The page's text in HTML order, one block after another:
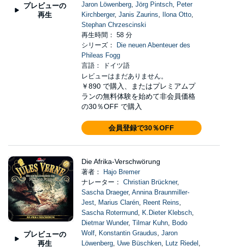
プレビューの
再生
Jaron Löwenberg, Jörg Pintsch, Peter
Kirchberger, Janis Zaurins, Ilona Otto,
Stephan Chrzescinski
再生時間： 58 分
シリーズ：
Die neuen Abenteuer des
Phileas Fogg
言語： ドイツ語
レビューはまだありません。
￥890 で購入、またはプレミアムプ
ランの無料体験を始めて非会員価格
の30％OFF で購入
会員登録で30％OFF
プレビューの
再生
Die Afrika-Verschwörung
著者：
Hajo Bremer
ナレーター： Christian Brückner,
Sascha Draeger, Annina Braunmiller-
Jest, Marius Clarén, Reent Reins,
Sascha Rotermund, K.Dieter Klebsch,
Dietmar Wunder, Tilmar Kuhn, Bodo
Wolf, Konstantin Graudus, Jaron
Löwenberg, Uwe Büschken, Lutz Riedel ,